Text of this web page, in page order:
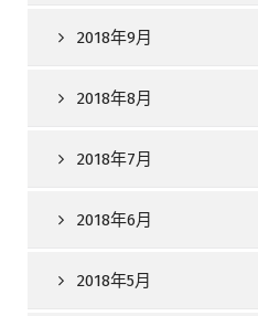
2018年9月
2018年8月
2018年7月
2018年6月
2018年5月